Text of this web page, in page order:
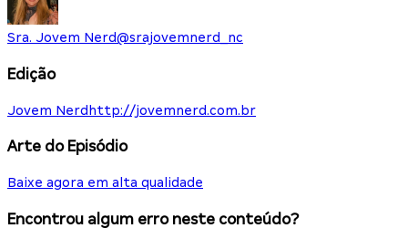
Sra. Jovem Nerd@srajovemnerd_nc
Edição
Jovem Nerd http://jovemnerd.com.br
Arte do Episódio
Baixe agora em alta qualidade
Encontrou algum erro neste conteúdo?